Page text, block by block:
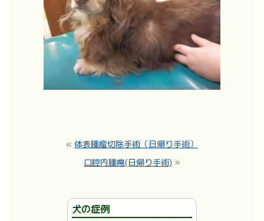
« 体表腫瘤切除手術（日帰り手術）
口腔内腫瘍(日帰り手術) »
犬の症例